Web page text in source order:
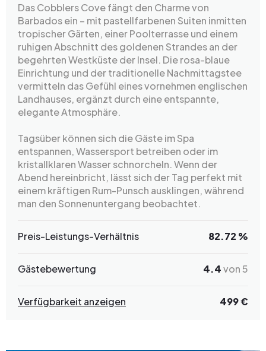
Das Cobblers Cove fängt den Charme von
Barbados ein – mit pastellfarbenen Suiten inmitten
tropischer Gärten, einer Poolterrasse und einem
ruhigen Abschnitt des goldenen Strandes an der
begehrten Westküste der Insel. Die rosa-blaue
Einrichtung und der traditionelle Nachmittagstee
vermitteln das Gefühl eines vornehmen englischen
Landhauses, ergänzt durch eine entspannte,
elegante Atmosphäre.
Tagsüber können sich die Gäste im Spa
entspannen, Wassersport betreiben oder im
kristallklaren Wasser schnorcheln. Wenn der
Abend hereinbricht, lässt sich der Tag perfekt mit
einem kräftigen Rum-Punsch ausklingen, während
man den Sonnenuntergang beobachtet.
Preis-Leistungs-Verhältnis 82.72 %
Gästebewertung 4.4von 5
Verfügbarkeit anzeigen 499 €